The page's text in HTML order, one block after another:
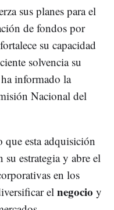
sus planes para el
de fondos por
su capacidad
solvencia su
informado la
Nacional del
que esta adquisición
estrategia y abre el
en los
el negocio y